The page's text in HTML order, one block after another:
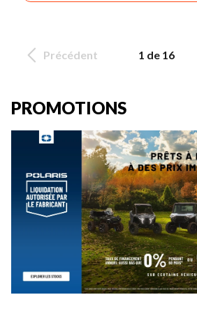
Précédent 1 de 16
PROMOTIONS